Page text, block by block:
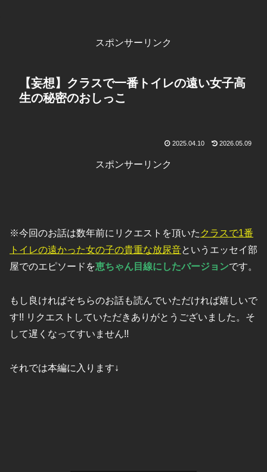
スポンサーリンク
【妄想】クラスで一番トイレの遠い女子高
生の秘密のおしっこ
2025.04.10 2026.05.09
スポンサーリンク
※今回のお話は数年前にリクエストを頂いた クラスで1番
トイレの遠かった女の子の貴重な放尿音というエッセイ部
屋でのエピソードを恵ちゃん目線にしたバージョンです。
もし良ければそちらのお話も読んでいただければ嬉しいで
す!! リクエストしていただきありがとうございました。そ
して遅くなってすいません!!
それでは本編に入ります↓